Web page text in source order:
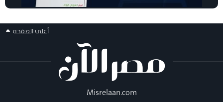
أعلى الصفحه
Misrelaan.com